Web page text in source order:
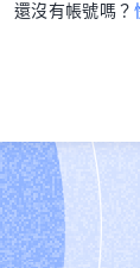
還沒有帳號嗎？